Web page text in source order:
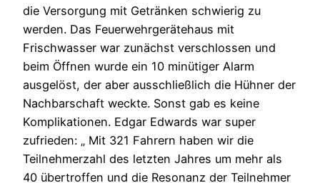
die Versorgung mit Getränken schwierig zu
werden. Das Feuerwehrgerätehaus mit
Frischwasser war zunächst verschlossen und
beim Öffnen wurde ein 10 minütiger Alarm
ausgelöst, der aber ausschließlich die Hühner der
Nachbarschaft weckte. Sonst gab es keine
Komplikationen. Edgar Edwards war super
zufrieden: „ Mit 321 Fahrern haben wir die
Teilnehmerzahl des letzten Jahres um mehr als
40 übertroffen und die Resonanz der Teilnehmer